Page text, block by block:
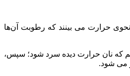
نحوی حرارت می‌ بینند که رطوبت آن‌ها
که نان حرارت دیده سرد شود؛ سپس،
می شود.